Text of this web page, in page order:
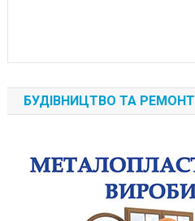
БУДІВНИЦТВО ТА РЕМОНТ